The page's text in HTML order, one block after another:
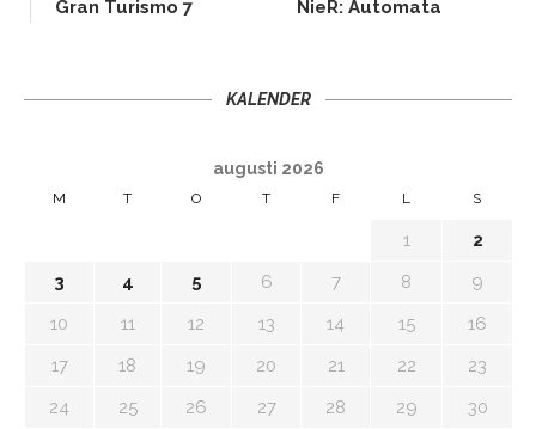
Gran Turismo 7 NieR: Automata
KALENDER
augusti 2026
M T O T F L S
1
2
3
4 5 6 7 8
9
10
11 12 13 14 15
16
17
18 19 20 21 22
23
24
25 26 27 28 29
30